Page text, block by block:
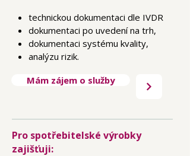
technickou dokumentaci dle IVDR
dokumentaci po uvedení na trh,
dokumentaci systému kvality,
analýzu rizik.
Mám zájem o služby
Pro spotřebitelské výrobky
zajišťuji: